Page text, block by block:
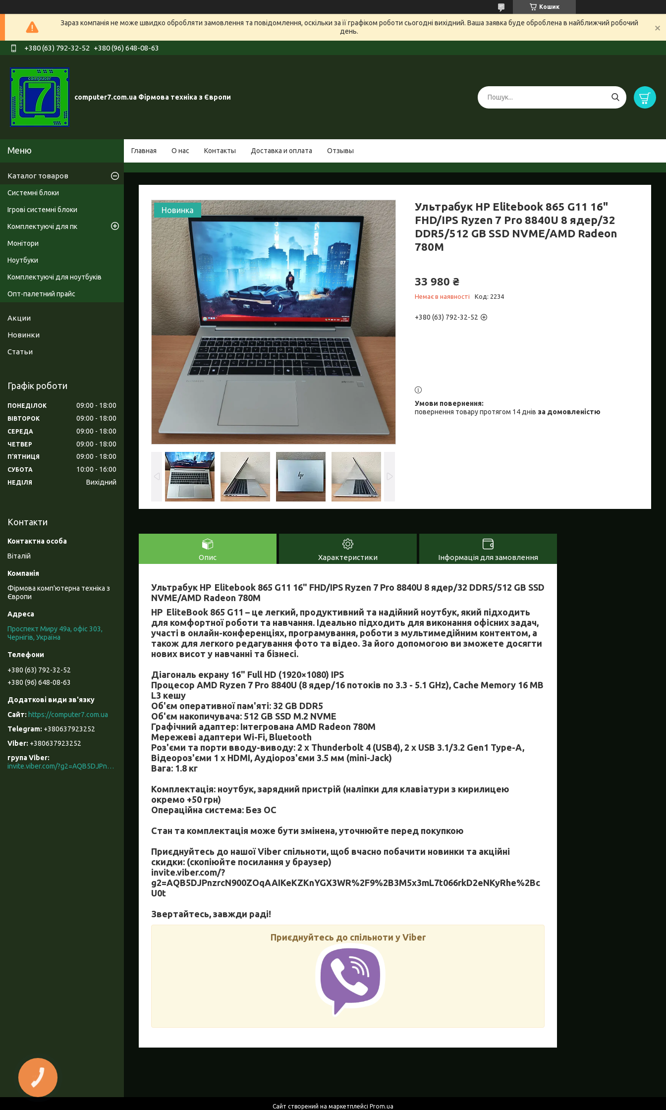
Кошик
Зараз компанія не може швидко обробляти замовлення та повідомлення, оскільки за її графіком роботи сьогодні вихідний. Ваша заявка буде оброблена в найближчий робочий
день.
+380 (63) 792-32-52 +380 (96) 648-08-63
computer7.com.ua Фірмова техніка з Європи
Главная О нас Контакты Доставка и оплата Отзывы
Новинка
Ультрабук HP Elitebook 865 G11 16"
FHD/IPS Ryzen 7 Pro 8840U 8 ядер/32
DDR5/512 GB SSD NVME/AMD Radeon
780M
33 980 ₴
Немає в наявності Код: 2234
+380 (63) 792-32-52
повернення товару протягом 14 днів за домовленістю
Опис Характеристики Інформація для замовлення
Ультрабук HP Elitebook 865 G11 16" FHD/IPS Ryzen 7 Pro 8840U 8 ядер/32 DDR5/512 GB SSD
NVME/AMD Radeon 780M
HP EliteBook 865 G11 – це легкий, продуктивний та надійний ноутбук, який підходить
для комфортної роботи та навчання. Ідеально підходить для виконання офісних задач,
участі в онлайн-конференціях, програмування, роботи з мультимедійним контентом, а
також для легкого редагування фото та відео. За його допомогою ви зможете досягти
нових висот у навчанні та бізнесі.
Діагональ екрану 16" Full HD (1920×1080) IPS
Процесор AMD Ryzen 7 Pro 8840U (8 ядер/16 потоків по 3.3 - 5.1 GHz), Cache Memory 16 MB
L3 кешу
Об'єм оперативної пам'яті: 32 GB DDR5
Об'єм накопичувача: 512 GB SSD M.2 NVME
Графічний адаптер: Інтегрована AMD Radeon 780M
Мережеві адаптери Wi-Fi, Bluetooth
Роз'єми та порти вводу-виводу: 2 x Thunderbolt 4 (USB4), 2 x USB 3.1/3.2 Gen1 Type-A,
Відеороз'єми 1 x HDMI, Аудіороз'єми 3.5 мм (mini-Jack)
Вага: 1.8 кг
Комплектація: ноутбук, зарядний пристрій (наліпки для клавіатури з кирилицею
окремо +50 грн)
Операційна система: Без ОС
Стан та комплектація може бути змінена, уточнюйте перед покупкою
Приєднуйтесь до нашої Viber спільноти, щоб вчасно побачити новинки та акційні
скидки: (скопіюйте посилання у браузер)
invite.viber.com/?
g2=AQB5DJPnzrcN900ZOqAAIKeKZKnYGX3WR%2F9%2B3M5x3mL7t066rkD2eNKyRhe%2Bc
U0t
Звертайтесь, завжди раді!
Приєднуйтесь до спільноти у Viber
Каталог товаров
Системні блоки
Ігрові системні блоки
Комплектуючі для пк
Монітори
Ноутбуки
Комплектуючі для ноутбуків
Опт-палетний прайс
Акции
Новинки
Статьи
Графік роботи
ПОНЕДІЛОК 09:00 18:00
ВІВТОРОК 09:00 18:00
СЕРЕДА 09:00 18:00
ЧЕТВЕР 09:00 18:00
ПʼЯТНИЦЯ 09:00 18:00
СУБОТА 10:00 16:00
НЕДІЛЯ Вихідний
Контакти
Віталій
Фірмова комп'ютерна техніка з
Європи
Проспект Миру 49а, офіс 303,
Чернігів, Україна
+380 (63) 792-32-52
+380 (96) 648-08-63
https://computer7.com.ua
+380637923252
+380637923252
група Viber
invite.viber.com/?g2=AQB5DJPnzrcN900ZOqAAIKeKZKnYGX3WR%2F9%2B3M5x3mL7t066rkD2eNKyRhe%2BcU0t
Сайт створений на маркетплейсі Prom.ua